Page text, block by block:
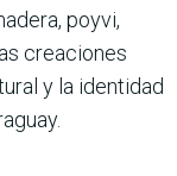
poyvi,
creaciones
y la identidad